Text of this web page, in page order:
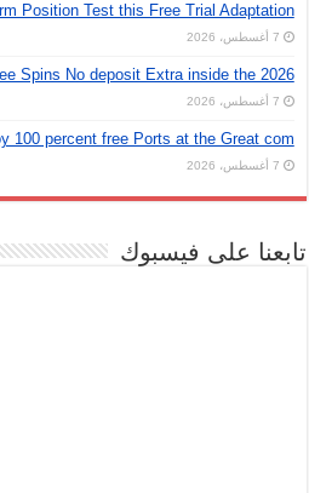
Position Test this Free Trial Adaptation
7 أغسطس، 2026
Spins No deposit Extra inside the 2026
7 أغسطس، 2026
100 percent free Ports at the Great com
7 أغسطس، 2026
تابعنا على فيسبوك